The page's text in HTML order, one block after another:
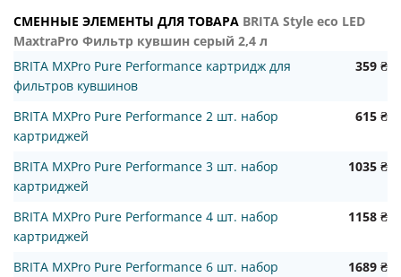
СМЕННЫЕ ЭЛЕМЕНТЫ ДЛЯ ТОВАРА BRITA Style eco LED
MaxtraPro Фильтр кувшин серый 2,4 л
BRITA MXPro Pure Performance картридж для
фильтров кувшинов
359 ₴
BRITA MXPro Pure Performance 2 шт. набор
картриджей
615 ₴
BRITA MXPro Pure Performance 3 шт. набор
картриджей
1035 ₴
BRITA MXPro Pure Performance 4 шт. набор
картриджей
1158 ₴
BRITA MXPro Pure Performance 6 шт. набор
1689 ₴